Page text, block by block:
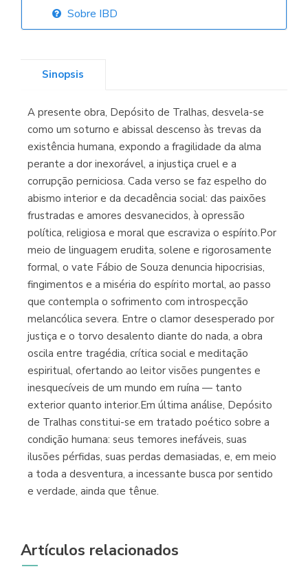
Librería Elías
Librería Kolima
(Madrid)
Librería Proteo
(Málaga)
Sobre IBD
Sinopsis
A presente obra, Depósito de Tralhas, desvela-se
como um soturno e abissal descenso às trevas da
existência humana, expondo a fragilidade da alma
perante a dor inexorável, a injustiça cruel e a
corrupção perniciosa. Cada verso se faz espelho do
abismo interior e da decadência social: das paixões
frustradas e amores desvanecidos, à opressão
política, religiosa e moral que escraviza o espírito.Por
meio de linguagem erudita, solene e rigorosamente
formal, o vate Fábio de Souza denuncia hipocrisias,
fingimentos e a miséria do espírito mortal, ao passo
que contempla o sofrimento com introspecção
melancólica severa. Entre o clamor desesperado por
justiça e o torvo desalento diante do nada, a obra
oscila entre tragédia, crítica social e meditação
espiritual, ofertando ao leitor visões pungentes e
inesquecíveis de um mundo em ruína — tanto
exterior quanto interior.Em última análise, Depósito
de Tralhas constitui-se em tratado poético sobre a
condição humana: seus temores inefáveis, suas
ilusões pérfidas, suas perdas demasiadas, e, em meio
a toda a desventura, a incessante busca por sentido
e verdade, ainda que tênue.
Artículos relacionados